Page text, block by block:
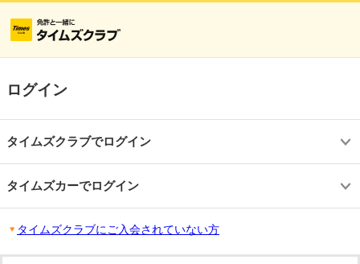
ログイン
タイムズクラブでログイン
タイムズカーでログイン
タイムズクラブにご入会されていない方